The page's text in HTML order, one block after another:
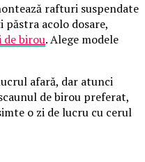
rafturi suspendate
păstra acolo dosare,
de birou. Alege modele
afară, dar atunci
de birou preferat,
o zi de lucru cu cerul